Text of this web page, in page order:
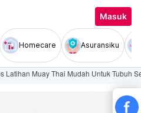
Masuk
Homecare Asuransiku
Latihan Muay Thai Mudah Untuk Tubuh